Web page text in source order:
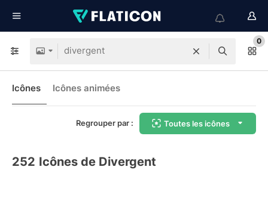
0
Icônes Icônes animées
Regrouper par : Toutes les icônes
252 Icônes de Divergent